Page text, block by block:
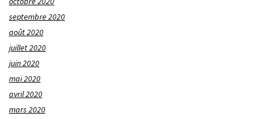
septembre 2020
août 2020
juillet 2020
juin 2020
mai 2020
avril 2020
mars 2020